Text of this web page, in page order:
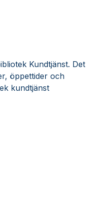
Kundtjänst. Det
öppettider och
kundtjänst